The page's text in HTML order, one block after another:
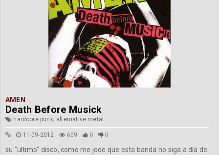
AMEN
Death Before Musick
hardcore punk, alternative metal
11-09-2012 609 0 0
su "ultimo" disco, como me jode que esta banda no siga a día de